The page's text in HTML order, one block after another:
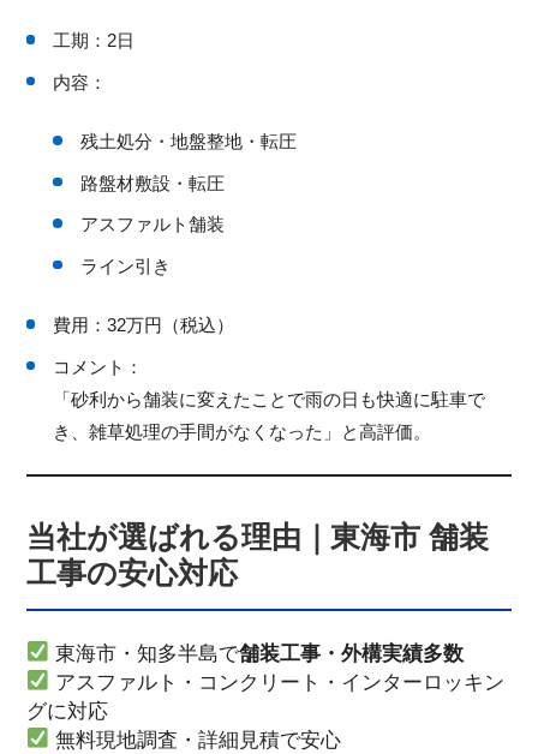
工期：2日
内容：
残土処分・地盤整地・転圧
路盤材敷設・転圧
アスファルト舗装
ライン引き
費用：32万円（税込）
コメント：
「砂利から舗装に変えたことで雨の日も快適に駐車で
き、雑草処理の手間がなくなった」と高評価。
当社が選ばれる理由｜東海市 舗装
工事の安心対応
東海市・知多半島で舗装工事・外構実績多数
アスファルト・コンクリート・インターロッキン
グに対応
無料現地調査・詳細見積で安心